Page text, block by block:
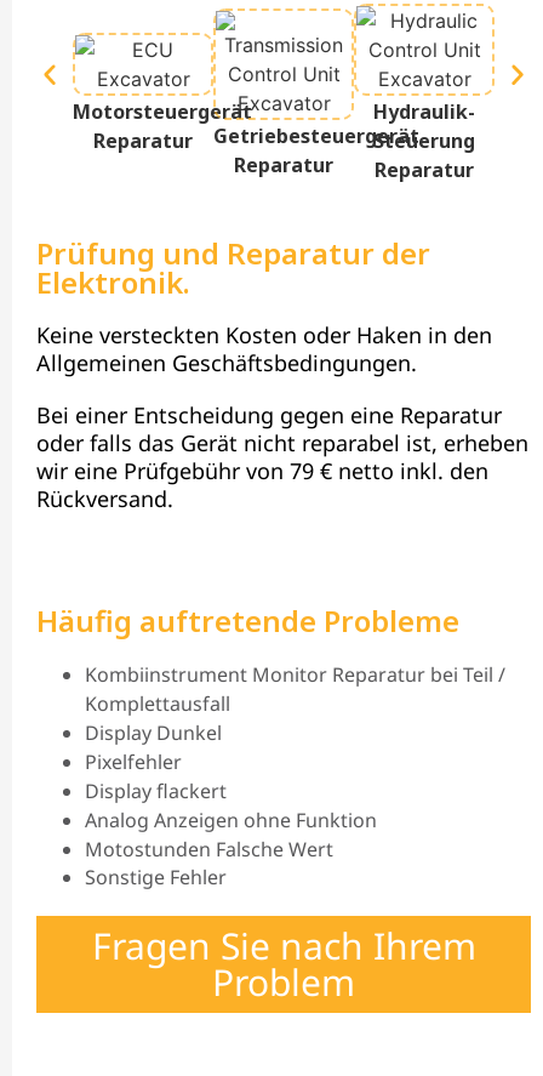
Motorsteuergerät
Reparatur
Getriebesteuergerät
Reparatur
Hydraulik-
Steuerung
Reparatur
Prüfung und Reparatur der
Elektronik.
Keine versteckten Kosten oder Haken in den
Allgemeinen Geschäftsbedingungen.
Bei einer Entscheidung gegen eine Reparatur
oder falls das Gerät nicht reparabel ist, erheben
wir eine Prüfgebühr von 79 € netto inkl. den
Rückversand.
Häufig auftretende Probleme
Kombiinstrument Monitor Reparatur bei Teil /
Komplettausfall
Display Dunkel
Pixelfehler
Display flackert
Analog Anzeigen ohne Funktion
Motostunden Falsche Wert
Sonstige Fehler
Fragen Sie nach Ihrem
Problem